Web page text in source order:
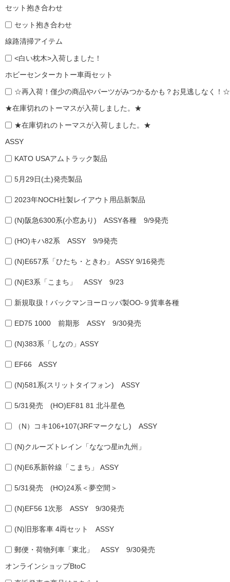
セット抱き合わせ
セット抱き合わせ
線路清掃アイテム
<白い枕木>入荷しました！
ホビーセンターカトー車両セット
☆再入荷！僅少の商品やパーツがみつかるかも？お見逃しなく！☆
★在庫切れのトーマスが入荷しました。★
★在庫切れのトーマスが入荷しました。★
ASSY
KATO USAアムトラック製品
5月29日(土)発売製品
2023年NOCH社製レイアウト用品新製品
(N)阪急6300系(小窓あり) ASSY各種 9/9発売
(HO)キハ82系 ASSY 9/9発売
(N)E657系「ひたち・ときわ」 ASSY 9/16発売
(N)E3系「こまち」 ASSY 9/23
新規取扱！バックマンヨーロッパ製OO-９貨車各種
ED75 1000 前期形 ASSY 9/30発売
(N)383系「しなの」ASSY
EF66 ASSY
(N)581系(スリットタイフォン) ASSY
5/31発売 (HO)EF81 81 北斗星色
（N）コキ106+107(JRFマークなし) ASSY
(N)クルーズトレイン「ななつ星in九州」
(N)E6系新幹線「こまち」 ASSY
5/31発売 (HO)24系＜夢空間＞
(N)EF56 1次形 ASSY 9/30発売
(N)旧形客車 4両セット ASSY
郵便・荷物列車「東北」 ASSY 9/30発売
オンラインショップBtoC